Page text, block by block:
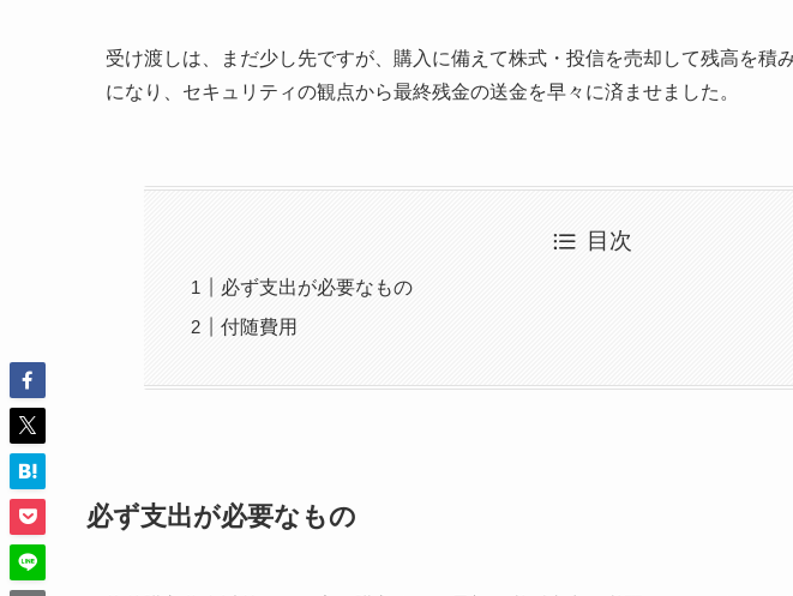
受け渡しは、まだ少し先ですが、購入に備えて株式・投信を売却して残高を積
になり、セキュリティの観点から最終残金の送金を早々に済ませました。
目次
必ず支出が必要なもの
付随費用
必ず支出が必要なもの